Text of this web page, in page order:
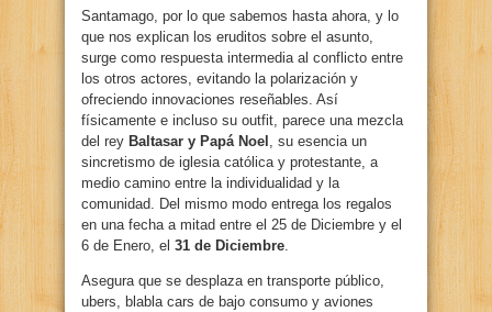
Santamago, por lo que sabemos hasta ahora, y lo
que nos explican los eruditos sobre el asunto,
surge como respuesta intermedia al conflicto entre
los otros actores, evitando la polarización y
ofreciendo innovaciones reseñables. Así
físicamente e incluso su outfit, parece una mezcla
del rey Baltasar y Papá Noel , su esencia un
sincretismo de iglesia católica y protestante, a
medio camino entre la individualidad y la
comunidad. Del mismo modo entrega los regalos
en una fecha a mitad entre el 25 de Diciembre y el
6 de Enero, el 31 de Diciembre
Asegura que se desplaza en transporte público,
ubers, blabla cars de bajo consumo y aviones